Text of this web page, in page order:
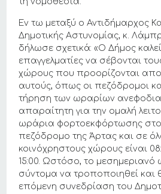
Εν τω μεταξύ ο Αντιδήμαρχος
Δημοτικής Αστυνομίας, κ.
δήλωσε σχετικά: «Ο Δήμος
επαγγελματίες να σέβονται
χώρους που προορίζονται
αυτούς, όπως οι πεζόδρομοι
τήρηση των ωραρίων
απαραίτητη για την ομαλή
ωράρια φορτοεκφόρτωσης
πεζόδρομο της Άρτας και σε
κοινόχρηστους χώρους είναι
15:00. Ωστόσο, το μεσημεριανό
σύντομα να τροποποιηθεί και
επόμενη συνεδρίαση του